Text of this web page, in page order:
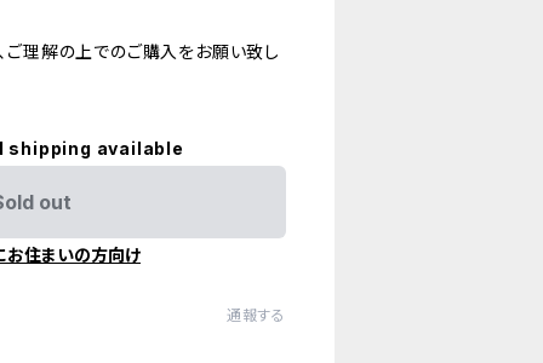
ご理解の上でのご購入をお願い致し
shipping available
out
お住まいの方向け
通報する